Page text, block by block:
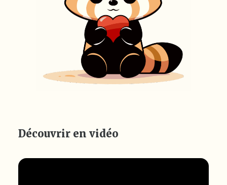
Découvrir en vidéo